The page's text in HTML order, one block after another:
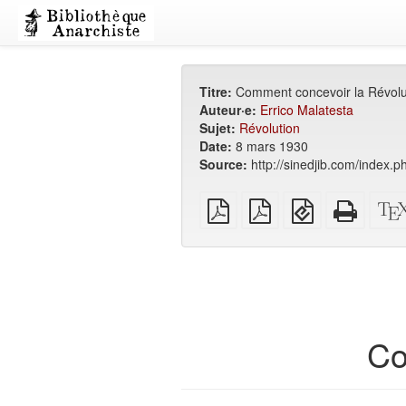
Titre: Comment concevoir la
Auteur·e: Errico Malatesta
Sujet: Révolution
Date: 8 mars 1930
Source: http://sinedjib.com/
PDF
brut
PDF
A4
EPUB
(pour
HTML